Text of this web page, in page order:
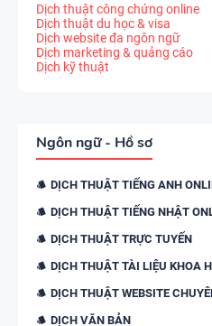
Dịch thuật công chứng online
Dịch thuật du học & visa
Dịch website đa ngôn ngữ
Dịch marketing & quảng cáo
Dịch kỹ thuật
Ngôn ngữ - Hồ sơ
DỊCH THUẬT TIẾNG ANH
DỊCH THUẬT TIẾNG NHẬT
DỊCH THUẬT TRỰC TUYẾN
DỊCH THUẬT TÀI LIỆU KHOA
DỊCH THUẬT WEBSITE
DỊCH VĂN BẢN